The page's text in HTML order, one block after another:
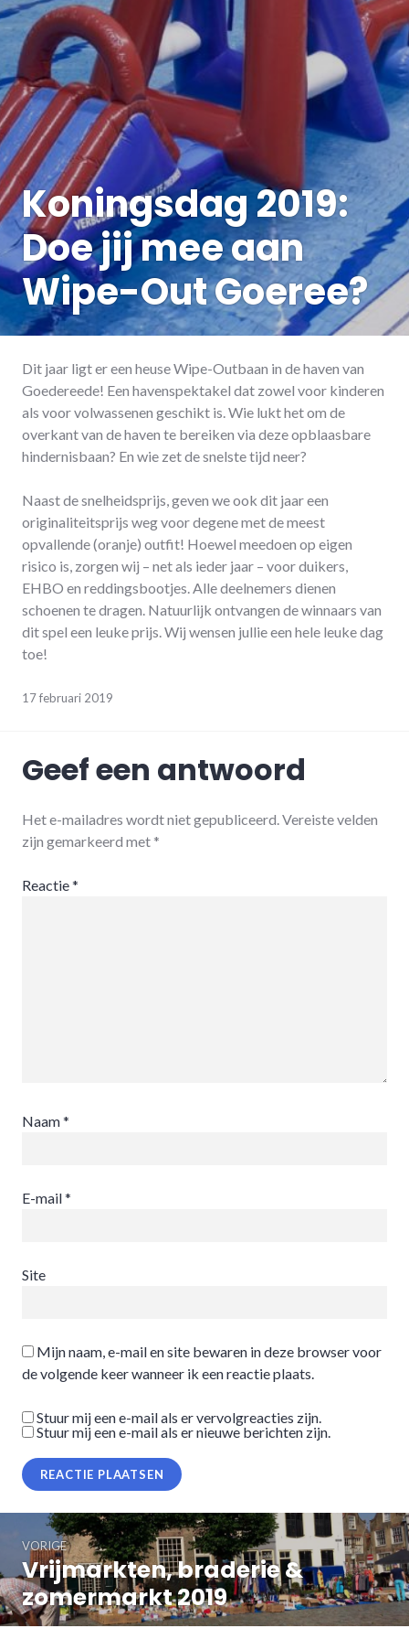
Koningsdag 2019:
Doe jij mee aan
Wipe-Out Goeree?
Dit jaar ligt er een heuse Wipe-Outbaan in de haven van
Goedereede! Een havenspektakel dat zowel voor kinderen
als voor volwassenen geschikt is. Wie lukt het om de
overkant van de haven te bereiken via deze opblaasbare
hindernisbaan? En wie zet de snelste tijd neer?
Naast de snelheidsprijs, geven we ook dit jaar een
originaliteitsprijs weg voor degene met de meest
opvallende (oranje) outfit! Hoewel meedoen op eigen
risico is, zorgen wij – net als ieder jaar – voor duikers,
EHBO en reddingsbootjes. Alle deelnemers dienen
schoenen te dragen. Natuurlijk ontvangen de winnaars van
dit spel een leuke prijs. Wij wensen jullie een hele leuke dag
toe!
17 februari 2019
Geef een antwoord
Het e-mailadres wordt niet gepubliceerd. Vereiste velden
zijn gemarkeerd met *
Reactie*
Naam*
E-mail*
Site
Mijn naam, e-mail en site bewaren in deze browser voor
de volgende keer wanneer ik een reactie plaats.
Stuur mij een e-mail als er vervolgreacties zijn.
Stuur mij een e-mail als er nieuwe berichten zijn.
Bericht
navigatie
VORIGE
Vorig
bericht:
Vrijmarkten, braderie &
zomermarkt 2019